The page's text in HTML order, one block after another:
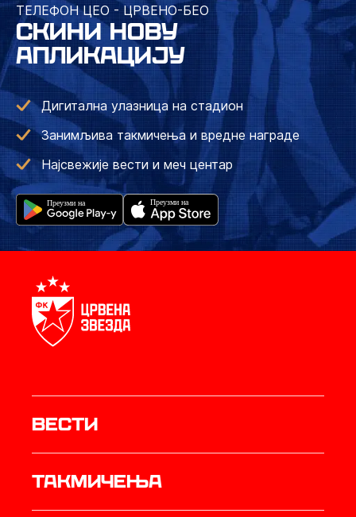
ТЕЛЕФОН ЦЕО - ЦРВЕНО-БЕО
СКИНИ НОВУ
АПЛИКАЦИЈУ
Дигитална улазница на стадион
Занимљива такмичења и вредне награде
Најсвежије вести и меч центар
Вести
Такмичења